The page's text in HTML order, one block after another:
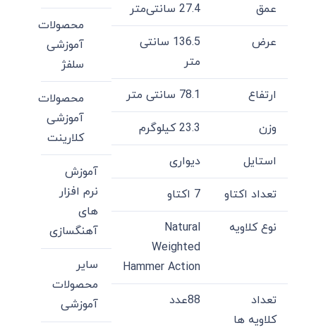
عمق 27.4 سانتی‌متر
عرض
136.5 سانتی
متر
ارتفاع 78.1 سانتی متر
وزن 23.3 کیلو‌گرم
استایل دیواری
تعداد اکتاو 7 اکتاو
نوع کلاویه
Natural
Weighted
Hammer Action
تعداد
کلاویه ها
88عدد
محصولات
آموزشی
سلفژ
محصولات
آموزشی
کلارینت
آموزش
نرم افزار
های
آهنگسازی
سایر
محصولات
آموزشی